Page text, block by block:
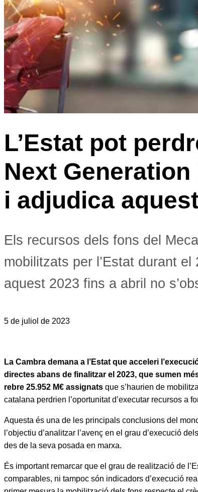
L’Estat pot
Next
i adjudica
Els recursos dels fons del
mobilitzats per l’Estat durant
aquest 2023 fins a abril no
5 de juliol de 2023
La Cambra demana a l’Estat que acceleri
directes abans de finalitzar el 2023, que sumen
rebre 25.952 M€ assignats que s’haurien de
catalana perdrien l’oportunitat d’executar recursos a
Aquesta és una de les principals conclusions del
l’objectiu d’analitzar l’avenç en el grau d’execució
des de la seva posada en marxa.
És important remarcar que el grau de realització de
comparables, ni tampoc són indicadors d’execució